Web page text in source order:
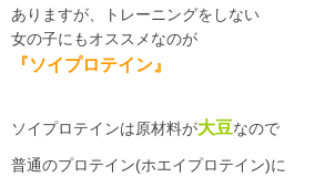
ありますが、トレーニングをしない
女の子にもオススメなのが
『ソイプロテイン』
ソイプロテインは原材料が大豆なので
普通のプロテイン(ホエイプロテイン)に